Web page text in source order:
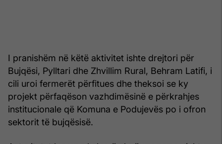
I pranishëm në këtë aktivitet ishte drejtori për
Bujqësi, Pylltari dhe Zhvillim Rural, Behram Latifi, i
cili uroi fermerët përfitues dhe theksoi se ky
projekt përfaqëson vazhdimësinë e përkrahjes
institucionale që Komuna e Podujevës po i ofron
sektorit të bujqësisë.